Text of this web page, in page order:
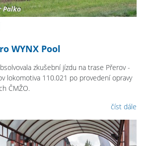
WYNX Pool
zkušební jízdu na trase Přerov -
lokomotiva 110.021 po provedení opravy
ČMŽO.
číst dále